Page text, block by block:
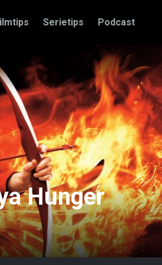
Serietips Podcast
Hunger